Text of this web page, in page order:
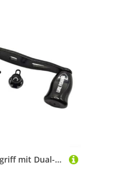
Metall-Wipparmgriff mit Dual-Kugellagern für FAIWA für ABU für TATULA-Serie, Aluminium-Legierung für zuverlässige Angelrollenleistung (linke Hand schwarz)